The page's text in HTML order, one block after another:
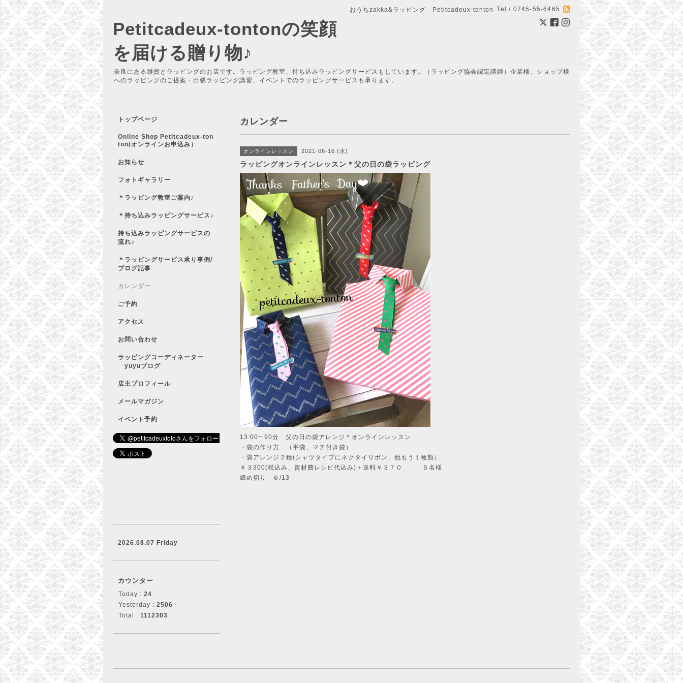
おうちzakka&ラッピング Petitcadeux-tonton Tel / 0745-55-6465
Petitcadeux-tontonの笑顔
を届ける贈り物♪
奈良にある雑貨とラッピングのお店です。ラッピング教室、持ち込みラッピングサービスもしています。（ラッピング協会認定講師）企業様、ショップ様
へのラッピングのご提案・出張ラッピング講習、イベントでのラッピングサービスも承ります。
カレンダー
オンラインレッスン 2021-06-16 (水)
ラッピングオンラインレッスン＊父の日の袋ラッピング
13:00~ 90分 父の日の袋アレンジ＊オンラインレッスン
・袋の作り方 （平袋、マチ付き袋）
・袋アレンジ２種(シャツタイプにネクタイリボン、他もう１種類）
￥３300(税込み、資材費レシピ代込み)＋送料￥３７０ ５名様
締め切り ６/13
トップページ
Online Shop Petitcadeux-ton
ton(オンラインお申込み）
お知らせ
フォトギャラリー
＊ラッピング教室ご案内♪
＊持ち込みラッピングサービス♪
持ち込みラッピングサービスの
流れ♪
＊ラッピングサービス承り事例/
ブログ記事
カレンダー
ご予約
アクセス
お問い合わせ
ラッピングコーディネーター
yuyuブログ
店主プロフィール
メールマガジン
イベント予約
2026.08.07 Friday
カウンター
Today : 24
Yesterday : 2506
Total : 1112303